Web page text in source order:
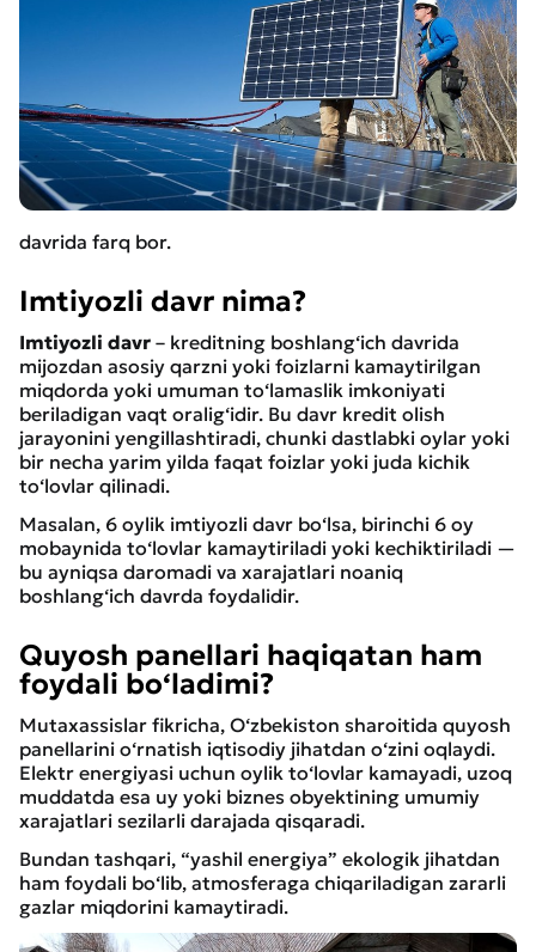
davrida farq bor.
Imtiyozli davr nima?
Imtiyozli davr – kreditning boshlang‘ich davrida
mijozdan asosiy qarzni yoki foizlarni kamaytirilgan
miqdorda yoki umuman to‘lamaslik imkoniyati
beriladigan vaqt oralig‘idir. Bu davr kredit olish
jarayonini yengillashtiradi, chunki dastlabki oylar yoki
bir necha yarim yilda faqat foizlar yoki juda kichik
to‘lovlar qilinadi.
Masalan, 6 oylik imtiyozli davr bo‘lsa, birinchi 6 oy
mobaynida to‘lovlar kamaytiriladi yoki kechiktiriladi —
bu ayniqsa daromadi va xarajatlari noaniq
boshlang‘ich davrda foydalidir.
Quyosh panellari haqiqatan ham
foydali bo‘ladimi?
Mutaxassislar fikricha, O‘zbekiston sharoitida quyosh
panellarini o‘rnatish iqtisodiy jihatdan o‘zini oqlaydi.
Elektr energiyasi uchun oylik to‘lovlar kamayadi, uzoq
muddatda esa uy yoki biznes obyektining umumiy
xarajatlari sezilarli darajada qisqaradi.
Bundan tashqari, “yashil energiya” ekologik jihatdan
ham foydali bo‘lib, atmosferaga chiqariladigan zararli
gazlar miqdorini kamaytiradi.